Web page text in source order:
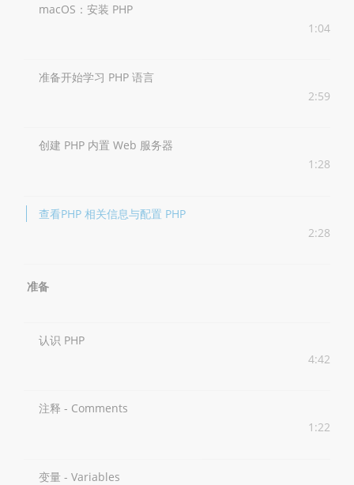
macOS：安装 PHP
1:04
准备开始学习 PHP 语言
2:59
创建 PHP 内置 Web 服务器
1:28
查看PHP 相关信息与配置 PHP
2:28
准备
认识 PHP
4:42
注释 - Comments
1:22
变量 - Variables